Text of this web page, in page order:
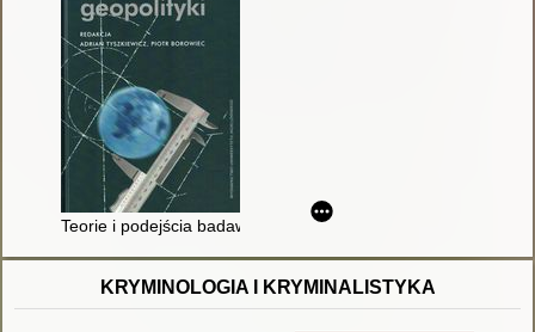
Teorie i podejścia badawcze geopolityki
KRYMINOLOGIA I KRYMINALISTYKA